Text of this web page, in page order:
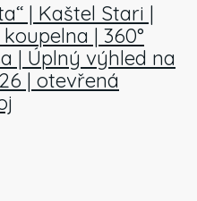
| Kaštel Stari |
koupelna | 360°
| Úplný výhled na
| otevřená